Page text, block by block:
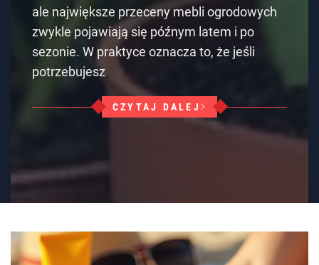
ale największe przeceny mebli ogrodowych
zwykle pojawiają się późnym latem i po
sezonie. W praktyce oznacza to, że jeśli
potrzebujesz
CZYTAJ DALEJ